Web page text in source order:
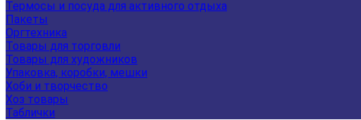
Термосы и посуда для активного отдыха
Пакеты
Оргтехника
Товары для торговли
Товары для художников
Упаковка, коробки, мешки
Хоби и творчество
Хоз товары
Таблички